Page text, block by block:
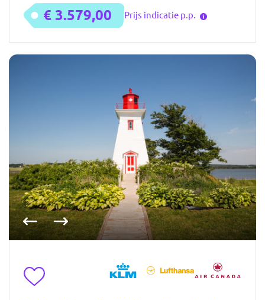
€ 3.579,00 Prijs indicatie p.p.
Vorige fotoVolgende foto
Toevoegen aan favorieten